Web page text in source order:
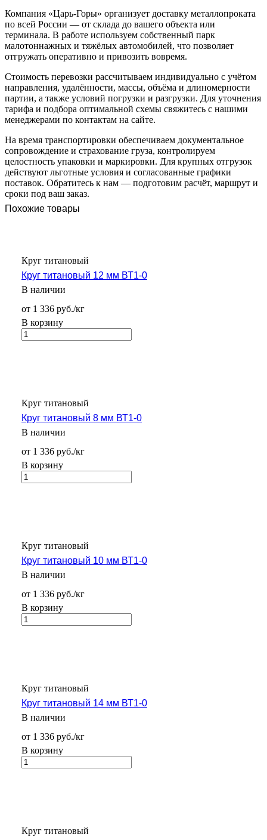
Компания «Царь-Горы» организует доставку металлопроката
по всей России — от склада до вашего объекта или
терминала. В работе используем собственный парк
малотоннажных и тяжёлых автомобилей, что позволяет
отгружать оперативно и привозить вовремя.
Стоимость перевозки рассчитываем индивидуально с учётом
направления, удалённости, массы, объёма и длиномерности
партии, а также условий погрузки и разгрузки. Для уточнения
тарифа и подбора оптимальной схемы свяжитесь с нашими
менеджерами по контактам на сайте.
На время транспортировки обеспечиваем документальное
сопровождение и страхование груза, контролируем
целостность упаковки и маркировки. Для крупных отгрузок
действуют льготные условия и согласованные графики
поставок. Обратитесь к нам — подготовим расчёт, маршрут и
сроки под ваш заказ.
Похожие товары
Круг титановый
Круг титановый 12 мм ВТ1-0
В наличии
от 1 336 руб./кг
В корзину
Круг титановый
Круг титановый 8 мм ВТ1-0
В наличии
от 1 336 руб./кг
В корзину
Круг титановый
Круг титановый 10 мм ВТ1-0
В наличии
от 1 336 руб./кг
В корзину
Круг титановый
Круг титановый 14 мм ВТ1-0
В наличии
от 1 336 руб./кг
В корзину
Круг титановый